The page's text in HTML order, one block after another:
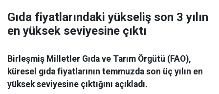
Gıda fiyatlarındaki yükseliş son 3 yılın
en yüksek seviyesine çıktı
Birleşmiş Milletler Gıda ve Tarım Örgütü (FAO),
küresel gıda fiyatlarının temmuzda son üç yılın en
yüksek seviyesine çıktığını açıkladı.